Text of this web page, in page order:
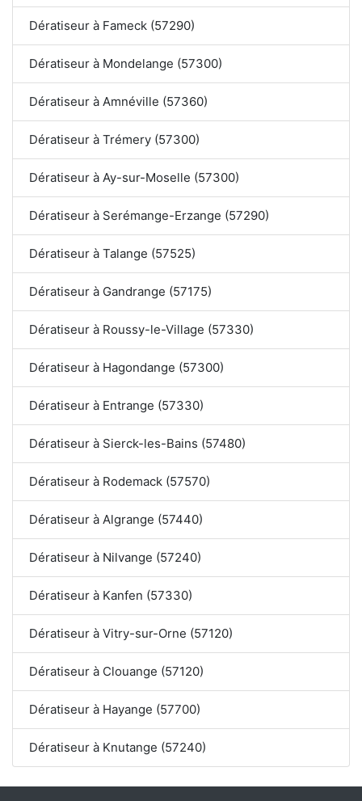
Dératiseur à Fameck (57290)
Dératiseur à Mondelange (57300)
Dératiseur à Amnéville (57360)
Dératiseur à Trémery (57300)
Dératiseur à Ay-sur-Moselle (57300)
Dératiseur à Serémange-Erzange (57290)
Dératiseur à Talange (57525)
Dératiseur à Gandrange (57175)
Dératiseur à Roussy-le-Village (57330)
Dératiseur à Hagondange (57300)
Dératiseur à Entrange (57330)
Dératiseur à Sierck-les-Bains (57480)
Dératiseur à Rodemack (57570)
Dératiseur à Algrange (57440)
Dératiseur à Nilvange (57240)
Dératiseur à Kanfen (57330)
Dératiseur à Vitry-sur-Orne (57120)
Dératiseur à Clouange (57120)
Dératiseur à Hayange (57700)
Dératiseur à Knutange (57240)